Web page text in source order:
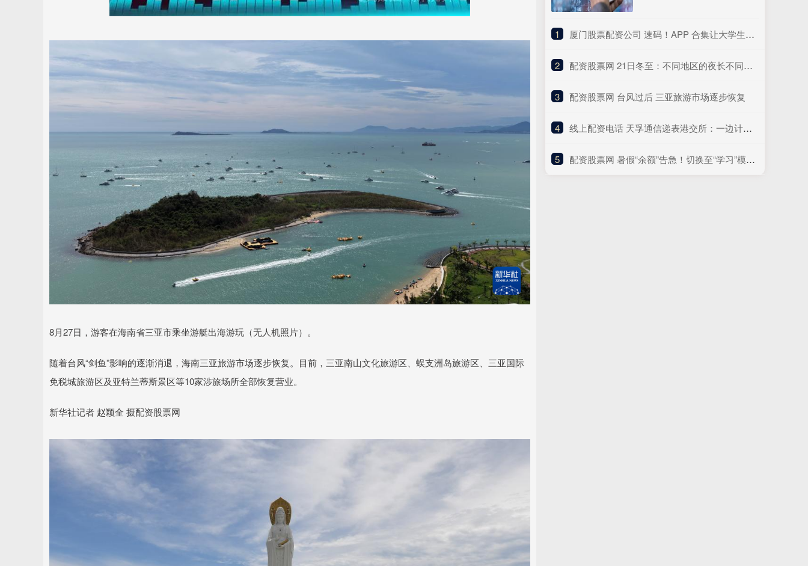
8月27日，游客在海南省三亚市乘坐游艇出海游玩（无人机照片）。
随着台风“剑鱼”影响的逐渐消退，海南三亚旅游市场逐步恢复。目前，三亚南山文化旅游区、蜈支洲岛旅游区、三亚国际
免税城旅游区及亚特兰蒂斯景区等10家涉旅场所全部恢复营业。
新华社记者 赵颖全 摄配资股票网
1 ​厦门股票配资公司 速码！APP 合集让大学生专业文献翻译效率翻倍超省心
2 ​配资股票网 21日冬至：不同地区的夜长不同，有什么门道？
3 ​配资股票网 台风过后 三亚旅游市场逐步恢复
4 ​线上配资电话 天孚通信递表港交所：一边计划分红超5亿元，一边募资“补流”
5 ​配资股票网 暑假“余额”告急！切换至“学习”模式 收好这份“收心”攻略